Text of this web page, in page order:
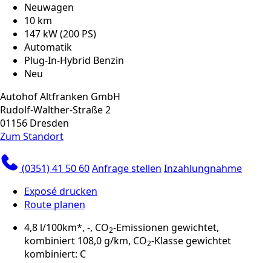
Neuwagen
10 km
147 kW (200 PS)
Automatik
Plug-In-Hybrid Benzin
Neu
Autohof Altfranken GmbH
Rudolf-Walther-Straße 2
01156 Dresden
Zum Standort
(0351) 41 50 60Anfrage stellen Inzahlungnahme
Exposé drucken
Route planen
4,8 l/100km*, -, CO2-Emissionen gewichtet,
kombiniert 108,0 g/km, CO2-Klasse gewichtet
kombiniert: C